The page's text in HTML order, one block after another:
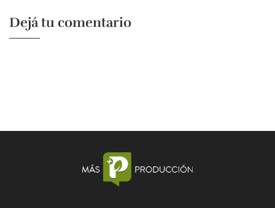
Dejá tu comentario